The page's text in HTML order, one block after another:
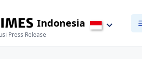
Indonesia
Press Release